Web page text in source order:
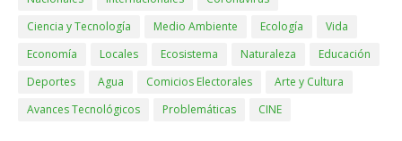
Ciencia y Tecnología
Medio Ambiente Ecología
Vida
Economía
Locales Ecosistema Naturaleza
Educación
Deportes
Agua Comicios Electorales
Arte y Cultura
Avances Tecnológicos
Problemáticas CINE